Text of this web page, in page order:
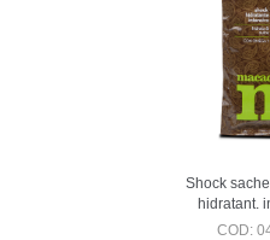
Shock
hidratant.
COD: